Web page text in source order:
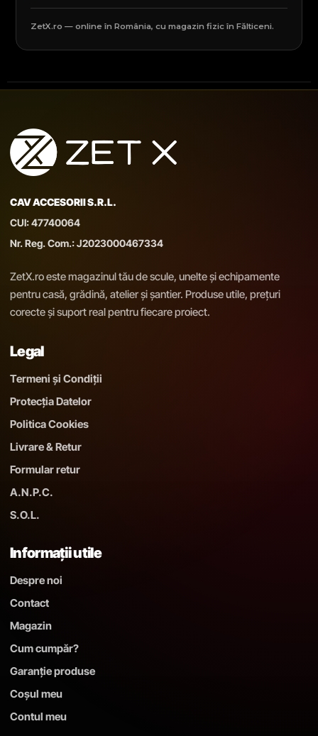
ZetX.ro — online în România, cu magazin fizic în Fălticeni.
CAV ACCESORII S.R.L.
CUI: 47740064
Nr. Reg. Com.: J2023000467334
ZetX.ro este magazinul tău de scule, unelte și echipamente
pentru casă, grădină, atelier și șantier. Produse utile, prețuri
corecte și suport real pentru fiecare proiect.
Legal
Termeni și Condiții
Protecția Datelor
Politica Cookies
Livrare & Retur
Formular retur
A.N.P.C.
S.O.L.
Informații utile
Despre noi
Contact
Magazin
Cum cumpăr?
Garanție produse
Coșul meu
Contul meu